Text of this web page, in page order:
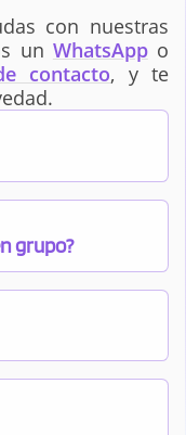
con nuestras
un WhatsAppo
contacto, y te
grupo?